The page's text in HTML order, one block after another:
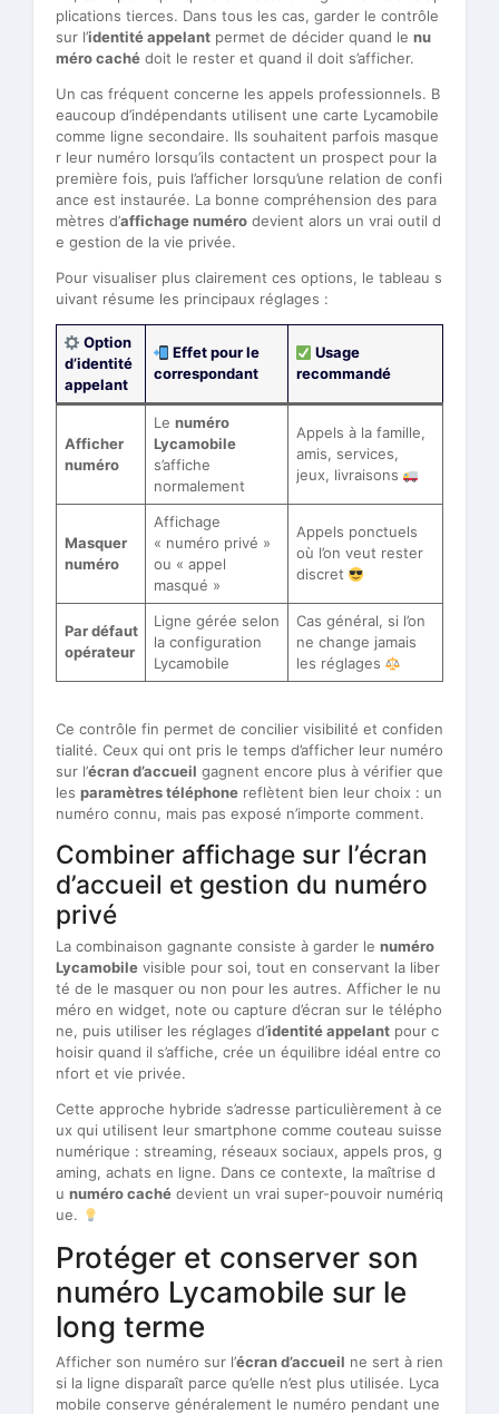
plications tierces. Dans tous les cas, garder le contrôle
sur l’identité appelant permet de décider quand le nu
méro caché doit le rester et quand il doit s’afficher.
Un cas fréquent concerne les appels professionnels. B
eaucoup d’indépendants utilisent une carte Lycamobile
comme ligne secondaire. Ils souhaitent parfois masque
r leur numéro lorsqu’ils contactent un prospect pour la
première fois, puis l’afficher lorsqu’une relation de confi
ance est instaurée. La bonne compréhension des para
mètres d’affichage numéro devient alors un vrai outil d
e gestion de la vie privée.
Pour visualiser plus clairement ces options, le tableau s
uivant résume les principaux réglages :
Option
d’identité
appelant
Effet pour le
correspondant
Usage
recommandé
Afficher
numéro
Le numéro
Lycamobile
s’affiche
normalement
Appels à la famille,
amis, services,
jeux, livraisons
Masquer
numéro
Affichage
« numéro privé »
ou « appel
masqué »
Appels ponctuels
où l’on veut rester
discret
Par défaut
opérateur
Ligne gérée selon
la configuration
Lycamobile
Cas général, si l’on
ne change jamais
les réglages
Ce contrôle fin permet de concilier visibilité et confiden
tialité. Ceux qui ont pris le temps d’afficher leur numéro
sur l’écran d’accueil gagnent encore plus à vérifier que
les paramètres téléphone reflètent bien leur choix : un
numéro connu, mais pas exposé n’importe comment.
Combiner affichage sur l’écran
d’accueil et gestion du numéro
privé
La combinaison gagnante consiste à garder le numéro
Lycamobile visible pour soi, tout en conservant la liber
té de le masquer ou non pour les autres. Afficher le nu
méro en widget, note ou capture d’écran sur le télépho
ne, puis utiliser les réglages d’identité appelant pour c
hoisir quand il s’affiche, crée un équilibre idéal entre co
nfort et vie privée.
Cette approche hybride s’adresse particulièrement à ce
ux qui utilisent leur smartphone comme couteau suisse
numérique : streaming, réseaux sociaux, appels pros, g
aming, achats en ligne. Dans ce contexte, la maîtrise d
u numéro caché devient un vrai super-pouvoir numériq
ue.
Protéger et conserver son
numéro Lycamobile sur le
long terme
Afficher son numéro sur l’écran d’accueil ne sert à rien
si la ligne disparaît parce qu’elle n’est plus utilisée. Lyca
mobile conserve généralement le numéro pendant une